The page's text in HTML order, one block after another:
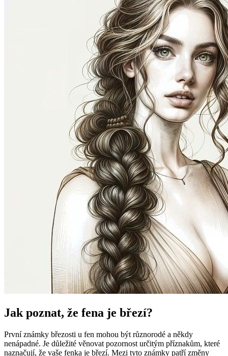
Jak poznat, že fena je březí?
První známky březosti u fen mohou být různorodé a někdy
nenápadné. Je důležité věnovat pozornost určitým příznakům, které
naznačují, že vaše fenka je březí. Mezi tyto známky patří změny